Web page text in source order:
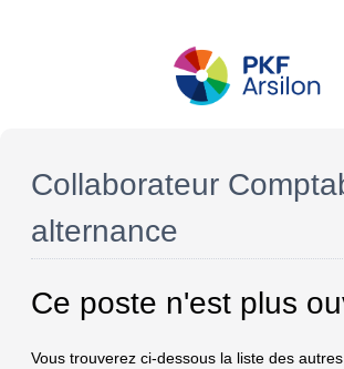
Collaborateur
alternance
Ce poste n'est plus
Vous trouverez ci-dessous la liste des